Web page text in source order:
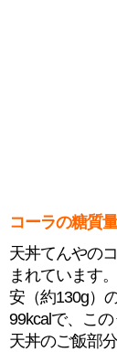
コーラの糖質
天丼てんやの
まれています
安（約130g）
99kcalで、こ
天丼のご飯部